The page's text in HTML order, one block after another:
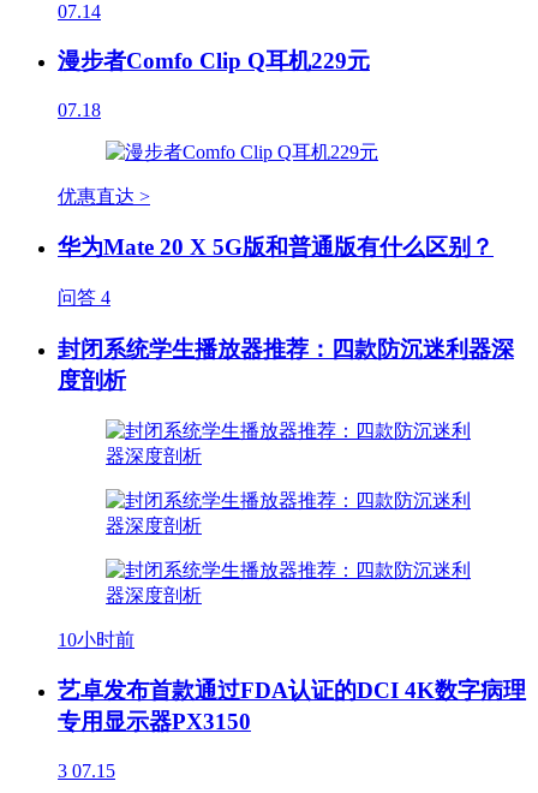
07.14
漫步者Comfo Clip Q耳机229元
07.18
优惠直达 >
华为Mate 20 X 5G版和普通版有什么区别？
问答 4
封闭系统学生播放器推荐：四款防沉迷利器深
度剖析
10小时前
艺卓发布首款通过FDA认证的DCI 4K数字病理
专用显示器PX3150
3 07.15